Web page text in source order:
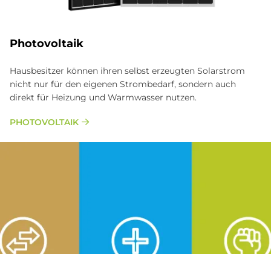
Photovoltaik
Hausbesitzer können ihren selbst erzeugten Solarstrom
nicht nur für den eigenen Strombedarf, sondern auch
direkt für Heizung und Warmwasser nutzen.
PHOTOVOLTAIK